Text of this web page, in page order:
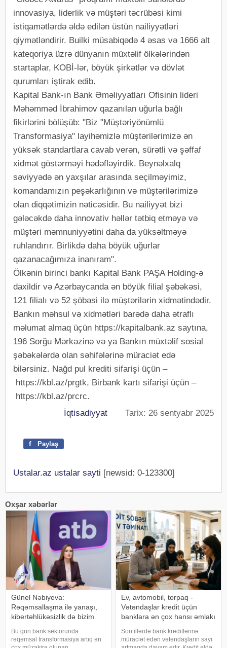
innovasiya, liderlik və müştəri təcrübəsi kimi
istiqamətlərdə əldə edilən üstün nailiyyətləri
qiymətləndirir. Builki müsabiqədə 4 əsas və 1666 alt
kateqoriya üzrə dünyanın müxtəlif ölkələrindən
startaplar, KOBİ-lər, böyük şirkətlər və dövlət
qurumları iştirak edib.
Kapital Bank-ın Bank Əməliyyatları Ofisinin lideri
Məhəmməd İbrahimov qazanılan uğurla bağlı
fikirlərini bölüşüb: "Biz "Müştəriyönümlü
Transformasiya" layihəmizlə müştərilərimizə ən
yüksək standartlara cavab verən, sürətli və şəffaf
xidmət göstərməyi hədəfləyirdik. Beynəlxalq
səviyyədə ən yaxşılar arasında seçilməyimiz,
komandamızın peşəkarlığının və müştərilərimizə
olan diqqətimizin nəticəsidir. Bu nailiyyət bizi
gələcəkdə daha innovativ həllər tətbiq etməyə və
müştəri məmnuniyyətini daha da yüksəltməyə
ruhlandırır. Birlikdə daha böyük uğurlar
qazanacağımıza inanıram".
Ölkənin birinci bankı Kapital Bank PAŞA Holding-ə
daxildir və Azərbaycanda ən böyük filial şəbəkəsi,
121 filialı və 52 şöbəsi ilə müştərilərin xidmətindədir.
Bankın məhsul və xidmətləri barədə daha ətraflı
məlumat almaq üçün https://kapitalbank.az saytına,
196 Sorğu Mərkəzinə və ya Bankın müxtəlif sosial
şəbəkələrdə olan səhifələrinə müraciət edə
bilərsiniz. Nağd pul krediti sifarişi üçün –
https://kbl.az/prgtk, Birbank kartı sifarişi üçün –
https://kbl.az/prcrc.
İqtisadiyyat Tarix: 26 sentyabr 2025
f Paylaş
Ustalar.az ustalar sayti [newsid: 0-123300]
Oxşar xəbərlər
Günel Nəbiyeva:
Rəqəmsallaşma ilə yanaşı,
kibertəhlükəsizlik də bizim
Bu gün bank sektorunda
rəqəmsal transformasiya artıq ən
Ev, avtomobil, torpaq -
Vətəndaşlar kredit üçün
banklara ən çox hansı əmlakı
Son illərdə bank kreditlərinə
müraciət edən vətəndaşların sayı